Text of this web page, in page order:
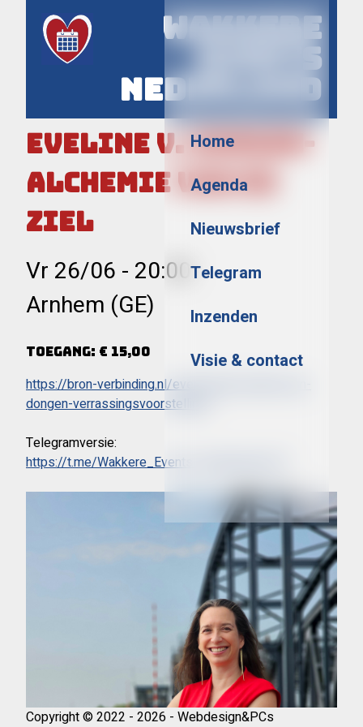
Wakkere
Events
Nederland
Menu
Home
Agenda
Nieuwsbrief
Telegram
Inzenden
Visie & contact
Eveline v. Dongen-
Alchemie van de
Ziel
Vr 26/06 - 20:00
Arnhem (GE)
Toegang: € 15,00
https://bron-verbinding.nl/evenement/eveline-van-
dongen-verrassingsvoorstelling/
Telegramversie:
https://t.me/Wakkere_Events_Gelderland/477
Copyright © 2022 - 2026 - Webdesign&PCs